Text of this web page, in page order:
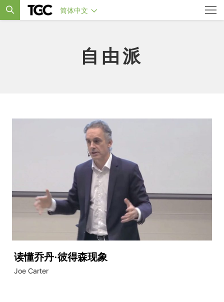
简体中文
自由派
读懂乔丹·彼得森现象
Joe Carter